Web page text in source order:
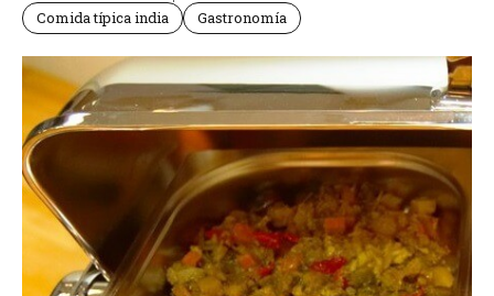
Comida típica india Gastronomía